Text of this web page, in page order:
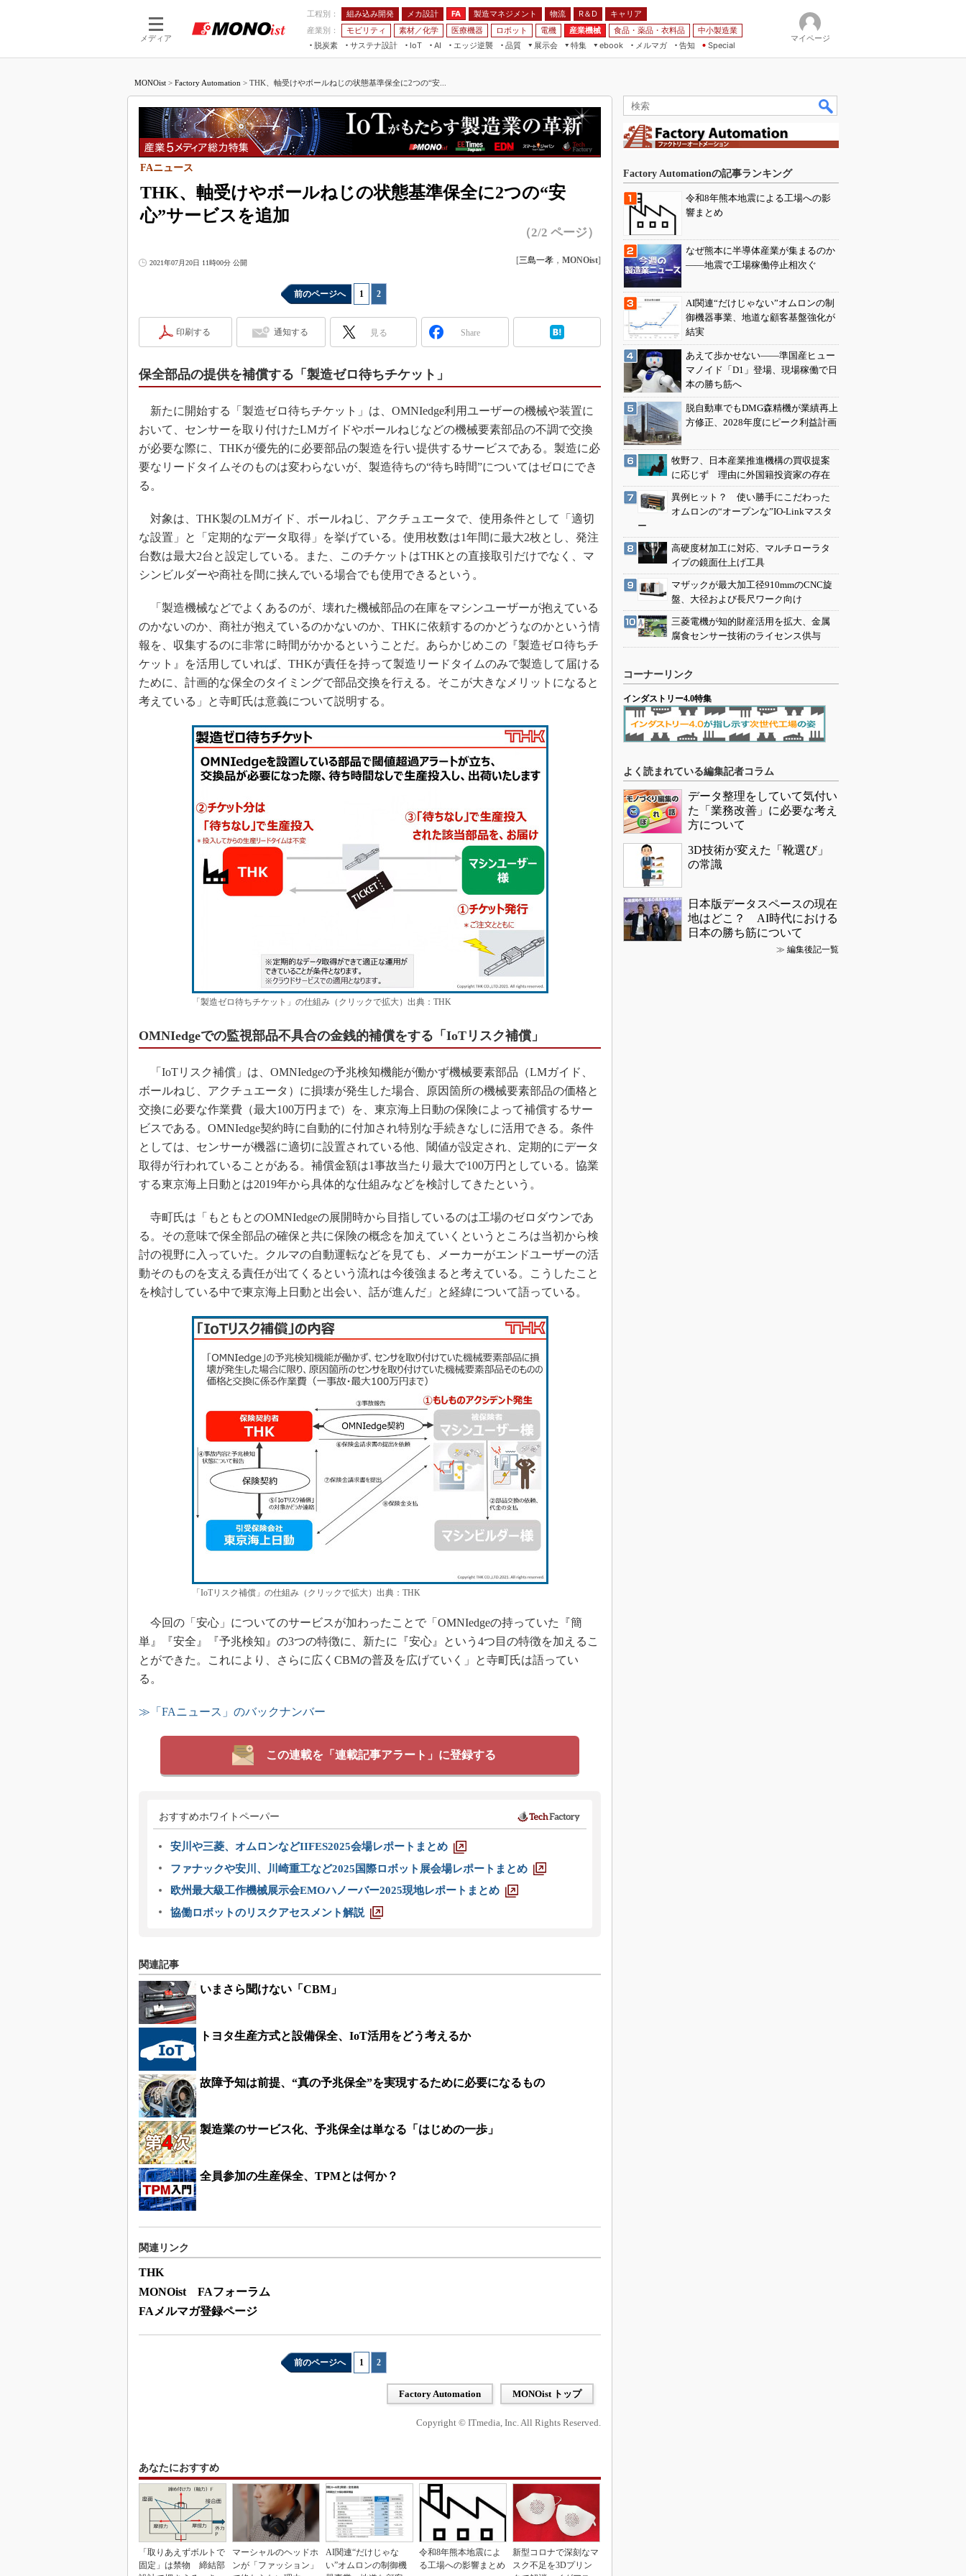
メディア
工程別： 組み込み開発 メカ設計 FA 製造マネジメント 物流 R＆D
キャリア
産業別：
モビリティ 素材／化学 医療機器 ロボット 電機 産業機械 食品・薬品・衣料品
中小製造業
脱炭素
サステナ設計
IoT
つながる工場
つながるサービス
AI
AI×設備保全
Physical AI
エッジ逆襲 品質
展示会
JIMTOF
組込み/エッジ コンピューティング
展＆IoT/5Gソリューション展
IIFES
国際ロボット展
ジャパンモビリティショー
TECHNO-FRONTIER
産業オープンネット展
特集
つながるクルマ
5G
VR／AR
フィールドサービス
組み込み画像技術
3Dプリンタ
デジタルツインとCAE
S＆OP
イノベーション
製造業ビッグデータ
メイドインジャパン
海外生産
グローバル設計・開発
制御セキュリティ
ebook
製造マネジメント
FA
モビリティ
メルマガ
告知 Special
マイページ
MONOist > Factory Automation > THK、軸受けやボールねじの状態基準保全に2つの“安...
THK、軸受けやボールねじの状態基準保全に2つの“安
心”サービスを追加
FAニュース
（2/2 ページ）
2021年07月20日 11時00分 公開 [三島一孝 ， MONOist]
前のページへ 1 2
印刷する 通知する 見る Share
保全部品の提供を補償する「製造ゼロ待ちチケット」
新たに開始する「製造ゼロ待ちチケット」は、OMNIedge利用ユーザーの機械や装置に
おいて、センサーを取り付けたLMガイドやボールねじなどの機械要素部品の不調で交換
が必要な際に、THKが優先的に必要部品の製造を行い提供するサービスである。製造に必
要なリードタイムそのものは変わらないが、製造待ちの“待ち時間”についてはゼロにでき
る。
対象は、THK製のLMガイド、ボールねじ、アクチュエータで、使用条件として「適切
な設置」と「定期的なデータ取得」を挙げている。使用枚数は1年間に最大2枚とし、発注
台数は最大2台と設定している。また、このチケットはTHKとの直接取引だけでなく、マ
シンビルダーや商社を間に挟んでいる場合でも使用できるという。
「製造機械などでよくあるのが、壊れた機械部品の在庫をマシンユーザーが抱えている
のかないのか、商社が抱えているのかないのか、THKに依頼するのかどうなのかという情
報を、収集するのに非常に時間がかかるということだ。あらかじめこの『製造ゼロ待ちチ
ケット』を活用していれば、THKが責任を持って製造リードタイムのみで製造して届ける
ために、計画的な保全のタイミングで部品交換を行える。そこが大きなメリットになると
考えている」と寺町氏は意義について説明する。
「製造ゼロ待ちチケット」の仕組み（クリックで拡大）出典：THK
OMNIedgeでの監視部品不具合の金銭的補償をする「IoTリスク補償」
「IoTリスク補償」は、OMNIedgeの予兆検知機能が働かず機械要素部品（LMガイド、
ボールねじ、アクチュエータ）に損壊が発生した場合、原因箇所の機械要素部品の価格と
交換に必要な作業費（最大100万円まで）を、東京海上日動の保険によって補償するサー
ビスである。OMNIedge契約時に自動的に付加され特別な手続きなしに活用できる。条件
としては、センサーが機器に適切に設置されている他、閾値が設定され、定期的にデータ
取得が行われていることがある。補償金額は1事故当たり最大で100万円としている。協業
する東京海上日動とは2019年から具体的な仕組みなどを検討してきたという。
寺町氏は「もともとのOMNIedgeの展開時から目指しているのは工場のゼロダウンであ
る。その意味で保全部品の確保と共に保険の概念を加えていくというところは当初から検
討の視野に入っていた。クルマの自動運転などを見ても、メーカーがエンドユーザーの活
動そのものを支える責任が出てくるという流れは今後強まると考えている。こうしたこと
を検討している中で東京海上日動と出会い、話が進んだ」と経緯について語っている。
「IoTリスク補償」の仕組み（クリックで拡大）出典：THK
今回の「安心」についてのサービスが加わったことで「OMNIedgeの持っていた『簡
単』『安全』『予兆検知』の3つの特徴に、新たに『安心』という4つ目の特徴を加えるこ
とができた。これにより、さらに広くCBMの普及を広げていく」と寺町氏は語ってい
る。
≫「FAニュース」のバックナンバー
この連載を「連載記事アラート」に登録する
おすすめホワイトペーパー
安川や三菱、オムロンなどIIFES2025会場レポートまとめ
ファナックや安川、川崎重工など2025国際ロボット展会場レポートまとめ
欧州最大級工作機械展示会EMOハノーバー2025現地レポートまとめ
協働ロボットのリスクアセスメント解説
関連記事
いまさら聞けない「CBM」
トヨタ生産方式と設備保全、IoT活用をどう考えるか
故障予知は前提、“真の予兆保全”を実現するために必要になるもの
製造業のサービス化、予兆保全は単なる「はじめの一歩」
全員参加の生産保全、TPMとは何か？
関連リンク
THK
MONOist FAフォーラム
FAメルマガ登録ページ
前のページへ 1 2
Factory Automation MONOist トップ
Copyright © ITmedia, Inc. All Rights Reserved.
あなたにおすすめ
「取りあえずボルトで
固定」は禁物 締結部
マーシャルのヘッドホ
ンが「ファッション」
AI関連“だけじゃな
い”オムロンの制御機
令和8年熊本地震によ
る工場への影響まとめ
新型コロナで深刻なマ
スク不足を3Dプリン
Factory Automationの記事ランキング
令和8年熊本地震による工場への影
響まとめ
なぜ熊本に半導体産業が集まるのか
――地震で工場稼働停止相次ぐ
AI関連“だけじゃない”オムロンの制
御機器事業、地道な顧客基盤強化が
結実
あえて歩かせない――準国産ヒュー
マノイド「D1」登場、現場稼働で日
本の勝ち筋へ
脱自動車でもDMG森精機が業績再上
方修正、2028年度にピーク利益計画
牧野フ、日本産業推進機構の買収提案
に応じず 理由に外国籍投資家の存在
異例ヒット？ 使い勝手にこだわった
オムロンの“オープンな”IO-Linkマスタ
ー
高硬度材加工に対応、マルチローラタ
イプの鏡面仕上げ工具
マザックが最大加工径910mmのCNC旋
盤、大径および長尺ワーク向け
三菱電機が知的財産活用を拡大、金属
腐食センサー技術のライセンス供与
コーナーリンク
インダストリー4.0特集
よく読まれている編集記者コラム
データ整理をしていて気付い
た「業務改善」に必要な考え
方について
3D技術が変えた「靴選び」
の常識
日本版データスペースの現在
地はどこ？ AI時代における
日本の勝ち筋について
≫ 編集後記一覧